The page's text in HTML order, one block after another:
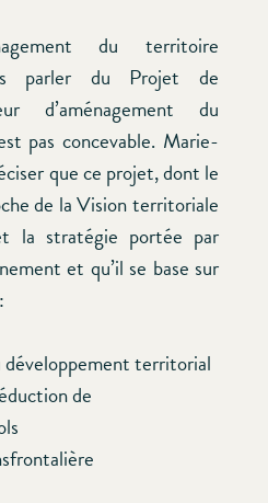
du territoire
parler du Projet de
d’aménagement du
pas concevable. Marie-
que ce projet, dont le
de la Vision territoriale
la stratégie portée par
et qu’il se base sur
développement territorial
de